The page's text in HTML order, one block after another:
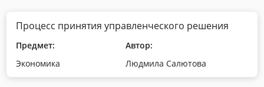
Процесс принятия управленческого решения
Предмет:
Экономика
Автор:
Людмила Салютова